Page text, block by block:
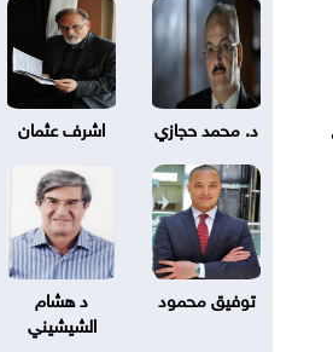
د. محمد حجازي اشرف عثمان
توفيق محمود
د هشام
الشيشيني